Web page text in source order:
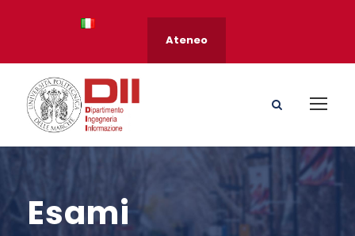
Ateneo
Esami